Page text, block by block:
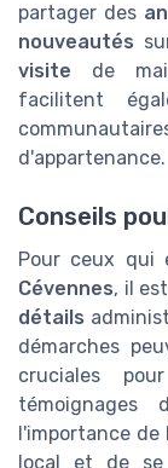
partager des
nouveautés
visite de
facilitent
d'appartenance.
Conseils
Pour ceux qui
Cévennes, il
détails
démarches
cruciales
témoignages
l'importance
local et de se